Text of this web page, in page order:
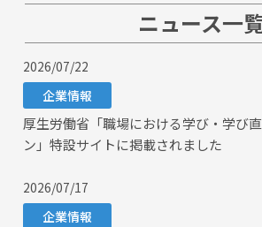
ニュース一
2026/07/22
企業情報
厚生労働省「職場における学び・学び
ン」特設サイトに掲載されました
2026/07/17
企業情報